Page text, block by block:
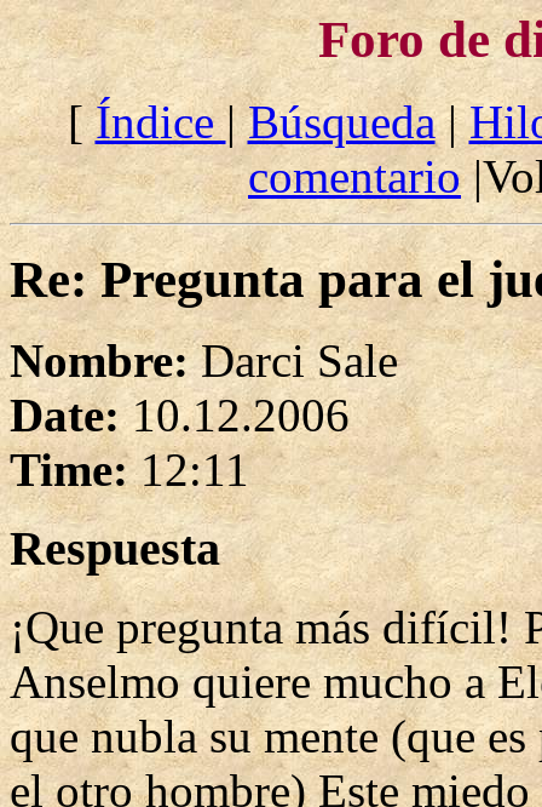
Foro de
[Índice|Búsqueda|
comentario
Re: Pregunta para el
Nombre:Darci Sale
Date:10.12.2006
Time:12:11
Respuesta
¡Que pregunta más difícil!
Anselmo quiere mucho a
que nubla su mente (que
el otro hombre) Este miedo